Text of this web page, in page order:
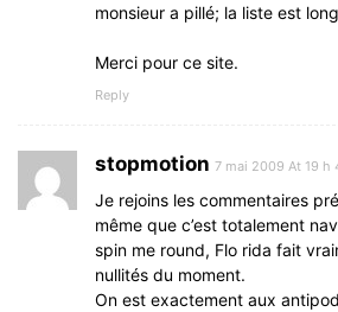
monsieur a pillé; la liste est
Merci pour ce site.
Reply
stopmotion 7 mai 2009 At 19 h
Je rejoins les commentaires
même que c’est totalement
spin me round, Flo rida fait
nullités du moment.
On est exactement aux